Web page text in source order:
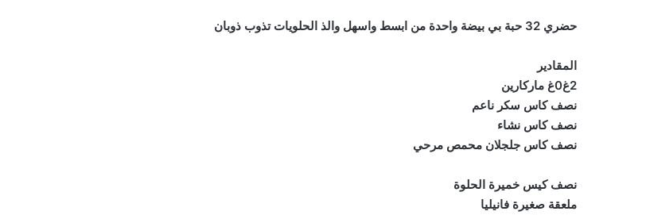
حضري 32 حبة بي بيضة واحدة من ابسط واسهل والذ الحلويات تذوب ذوبان
المقادير
2غ0غ ماركارين
نصف كاس سكر ناعم
نصف كاس نشاء
نصف كاس جلجلان محمص مرحي
نصف كيس خميرة الحلوة
ملعقة صغيرة فانيليا